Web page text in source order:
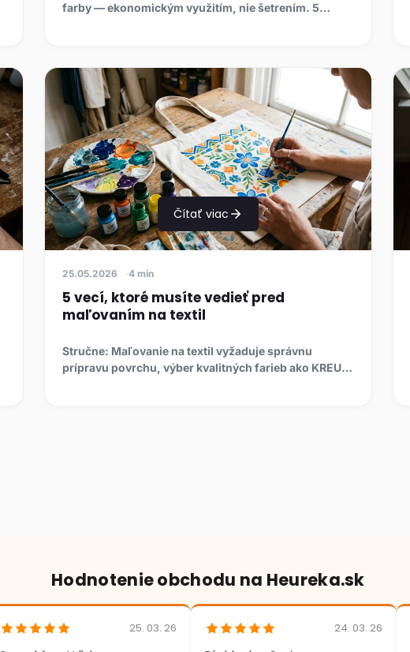
farby — ekonomickým využitím, nie šetrením. 5
Čítať viac
25.05.2026 4 min
5 vecí, ktoré musíte vedieť pred
maľovaním na textil
Stručne: Maľovanie na textil vyžaduje správnu
prípravu povrchu, výber kvalitných farieb ako KREUL
Hodnotenie obchodu na Heureka.sk
25. 03. 26 24. 03. 26